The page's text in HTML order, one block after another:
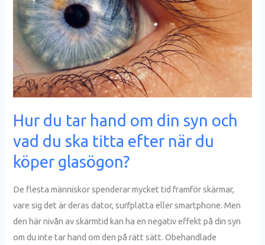
Hur du tar hand om din syn och
vad du ska titta efter när du
köper glasögon?
De flesta människor spenderar mycket tid framför skärmar,
vare sig det är deras dator, surfplatta eller smartphone. Men
den här nivån av skärmtid kan ha en negativ effekt på din syn
om du inte tar hand om den på rätt sätt. Obehandlade
om
syn
vad
du
titta
efter
när
du
köper
glasögon?